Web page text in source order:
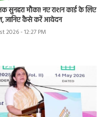
सुनहरा मौका! नए राशन कार्ड के लिए
जानिए कैसे करें आवेदन
2026 - 12:27 PM